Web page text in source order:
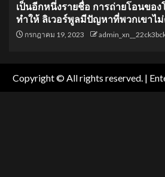
เป็นอีกหนึ่งรายชื่อ การถ่ายโอนของ
ทำให้ ลิเวอร์พูลมีปัญหาที่พวกเขาไ
กรกฎาคม 19, 2023
Copyright © All rights reserved. |